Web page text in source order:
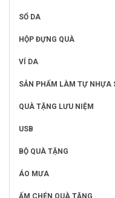
SỔ DA
HỘP ĐỰNG QUÀ
VÍ DA
SẢN PHẨM LÀM TỰ NHỰA
QUÀ TẶNG LƯU NIỆM
USB
BỘ QUÀ TẶNG
ÁO MƯA
ẤM CHÉN QUÀ TẶNG